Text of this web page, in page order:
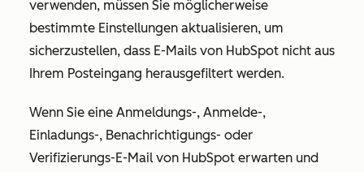
verwenden, müssen Sie möglicherweise
bestimmte Einstellungen aktualisieren, um
sicherzustellen, dass E-Mails von HubSpot nicht aus
Ihrem Posteingang herausgefiltert werden.
Wenn Sie eine Anmeldungs-, Anmelde-,
Einladungs-, Benachrichtigungs- oder
Verifizierungs-E-Mail von HubSpot erwarten und